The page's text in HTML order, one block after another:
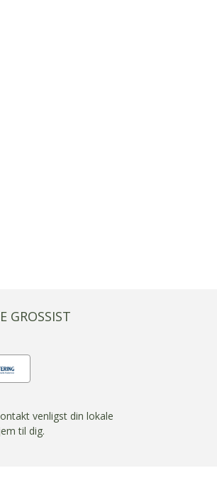
GROSSIST
venligst din lokale
til dig.